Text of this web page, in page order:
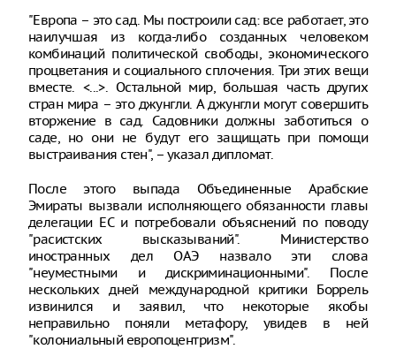
"Европа – это сад. Мы построили сад: все работает, это
наилучшая из когда-либо созданных человеком
комбинаций политической свободы, экономического
процветания и социального сплочения. Три этих вещи
вместе. <...>. Остальной мир, большая часть других
стран мира – это джунгли. А джунгли могут совершить
вторжение в сад. Садовники должны заботиться о
саде, но они не будут его защищать при помощи
выстраивания стен", – указал дипломат.
После этого выпада Объединенные Арабские
Эмираты вызвали исполняющего обязанности главы
делегации ЕС и потребовали объяснений по поводу
"расистских высказываний". Министерство
иностранных дел ОАЭ назвало эти слова
"неуместными и дискриминационными". После
нескольких дней международной критики Боррель
извинился и заявил, что некоторые якобы
неправильно поняли метафору, увидев в ней
"колониальный европоцентризм".